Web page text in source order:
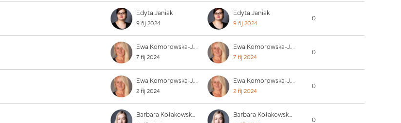
Edyta Janiak
9 říj 2024
Edyta Janiak
9 říj 2024
0
Ewa Komorowska-Jędrzejczak
7 říj 2024
Ewa Komorowska-Jędrzejczak
7 říj 2024
0
Ewa Komorowska-Jędrzejczak
2 říj 2024
Ewa Komorowska-Jędrzejczak
2 říj 2024
0
Barbara Kołakowska (PUW) Barbara Kołakowska (PUW)
0